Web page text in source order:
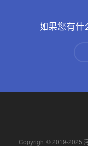
如果您有什
Copyright © 2019-2025